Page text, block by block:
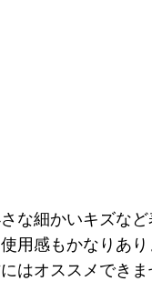
な細かいキズな
用感もかなりあ
はオススメできま